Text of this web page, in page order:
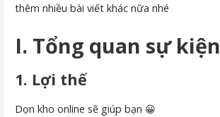
thêm nhiều bài viết khác nữa nhé
I. Tổng quan sự kiện
1. Lợi thế
Dọn kho online sẽ giúp bạn 😀